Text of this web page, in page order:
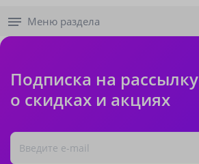
Меню раздела
Подписка на рассылку
о скидках и акциях